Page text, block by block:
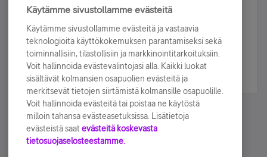
Tilaa Telian uutiskirje ja olet mukana arvonnassa.
sähköpostiisi.
Tilaa nyt
Käytämme sivustollamme evästeitä
Käytämme sivustollamme evästeitä ja vastaavia
teknologioita käyttökokemuksen parantamiseksi sekä
toiminnallisiin, tilastollisiin ja markkinointitarkoituksiin.
Voit hallinnoida evästevalintojasi alla. Kaikki luokat
sisältävät kolmansien osapuolien evästeitä ja
merkitsevät tietojen siirtämistä kolmansille osapuolille.
Voit hallinnoida evästeitä tai poistaa ne käytöstä
milloin tahansa evästeasetuksissa. Lisätietoja
evästeistä saat evästeitä koskevasta
tietosuojaselosteestamme.